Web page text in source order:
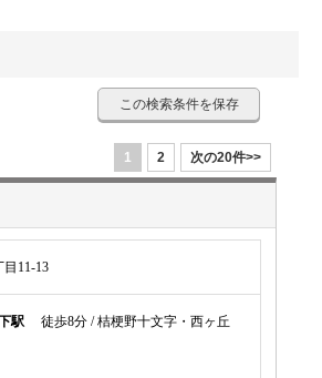
この検索条件を保存
1 2 次の20件>>
11-13
駅 徒歩8分 / 桔梗野十文字・西ヶ丘